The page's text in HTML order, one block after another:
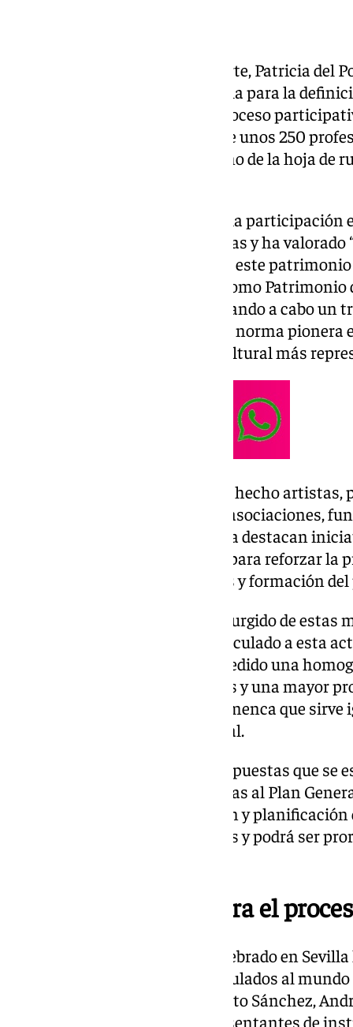
La consejera de Cultura y Deporte, Patricia del
último panel celebrado en Sevilla para la
del Flamenco. Mediante este proceso
medio millar de aportaciones de unos 250
tercio son artistas, para el diseño de la hoja de
Del Pozo ha agradecido la amplia
celebrados en las ocho provincias y ha
que contribuirán a engrandecer este
cumple su quince aniversario como
ha recordado que «estamos llevando a cabo un
desarrollar la Ley del Flamenco, norma
difusión de la manifestación cultural más
Entre las aportaciones que han hecho
peñas, directores de festivales, asociaciones,
de la moda flamenca y academia destacan
profesionalización del sector y para reforzar la
enseñanza con más contenidos y formación
Otra de las propuestas que ha surgido de estas
un tejido empresarial fuerte vinculado a esta
profesionales. También se ha pedido una
calidad en academias y escuelas y una mayor
ámbitos como el de la moda flamenca que
para la proyección internacional.
En total se han recibido 528 propuestas que se
estructurando para incorporarlas al Plan
es el instrumento de ordenación y
tendrá una vigencia de seis años y podrá ser
La cita de Sevilla cierra el
Este último panel que se ha celebrado en
treintena de profesionales vinculados al
participado artistas como Calixto Sánchez,
Morales y Paula Comitre; representantes de